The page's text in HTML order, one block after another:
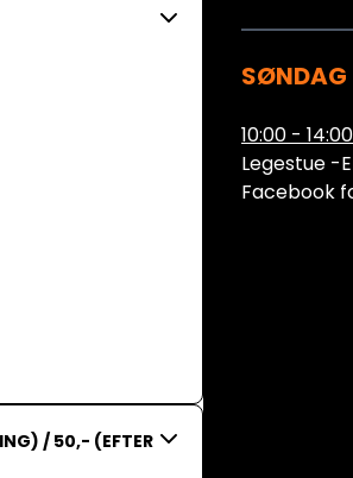
/ 50,- (EFTER
SØNDAG
10:00 - 14:00
Legestue -
Facebook